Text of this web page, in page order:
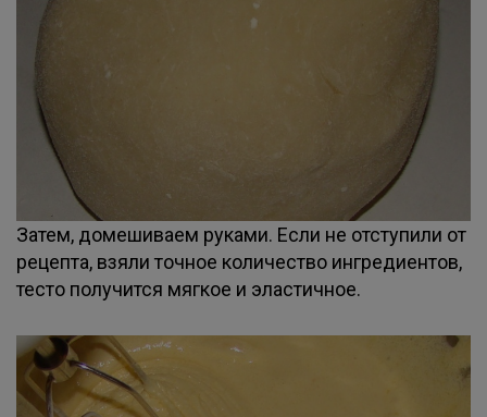
Затем, домешиваем руками. Если не отступили от
рецепта, взяли точное количество ингредиентов,
тесто получится мягкое и эластичное.